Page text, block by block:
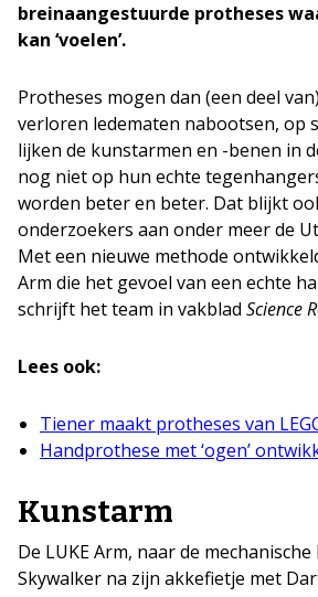
breinaangestuurde protheses
kan ‘voelen’.
Protheses mogen dan (een deel
verloren ledematen nabootsen, op
lijken de kunstarmen en -benen in
nog niet op hun echte
worden beter en beter. Dat blijkt
onderzoekers aan onder meer de
Met een nieuwe methode
Arm die het gevoel van een echte
schrijft het team in vakblad Science
Lees ook:
Tiener maakt protheses van
Handprothese met ‘ogen’
Kunstarm
De LUKE Arm, naar de
Skywalker na zijn akkefietje met